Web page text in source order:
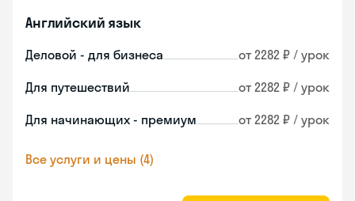
Английский язык
Деловой - для бизнеса от 2282 ₽ / урок
Для путешествий от 2282 ₽ / урок
Для начинающих - премиум от 2282 ₽ / урок
Все услуги и цены (4)